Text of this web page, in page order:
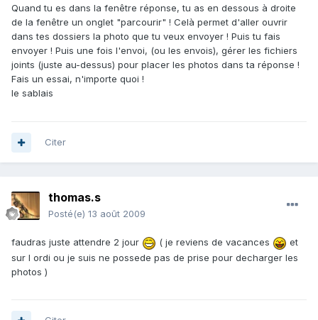
Quand tu es dans la fenêtre réponse, tu as en dessous à droite
de la fenêtre un onglet "parcourir" ! Celà permet d'aller ouvrir
dans tes dossiers la photo que tu veux envoyer ! Puis tu fais
envoyer ! Puis une fois l'envoi, (ou les envois), gérer les fichiers
joints (juste au-dessus) pour placer les photos dans ta réponse !
Fais un essai, n'importe quoi !
le sablais
Citer
thomas.s
Posté(e) 13 août 2009
faudras juste attendre 2 jour ( je reviens de vacances
et
sur l ordi ou je suis ne possede pas de prise pour decharger les
photos )